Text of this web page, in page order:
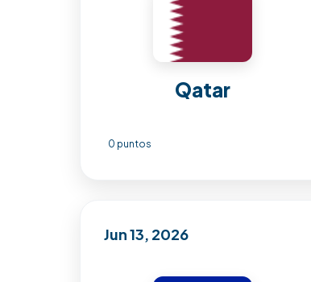
Qatar
0 puntos
Jun 13, 2026